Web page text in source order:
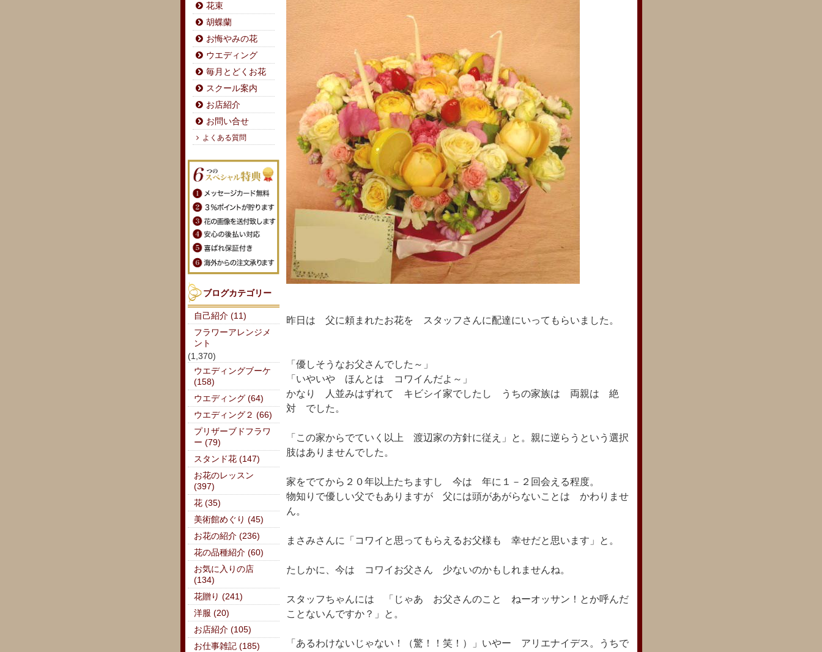
昨日は 父に頼まれたお花を スタッフさんに配達にいってもらいました。
「優しそうなお父さんでした～」
「いやいや ほんとは コワイんだよ～」
かなり 人並みはずれて キビシイ家でしたし うちの家族は 両親は 絶
対 でした。
「この家からでていく以上 渡辺家の方針に従え」と。親に逆らうという選択
肢はありませんでした。
家をでてから２０年以上たちますし 今は 年に１－２回会える程度。
物知りで優しい父でもありますが 父には頭があがらないことは かわりませ
ん。
まさみさんに「コワイと思ってもらえるお父様も 幸せだと思います」と。
たしかに、今は コワイお父さん 少ないのかもしれませんね。
スタッフちゃんには 「じゃあ お父さんのこと ねーオッサン！とか呼んだ
ことないんですか？」と。
「あるわけないじゃない！（驚！！笑！）」いやー アリエナイデス。うちで
花束
胡蝶蘭
お悔やみの花
ウエディング
毎月とどくお花
スクール案内
お店紹介
お問い合せ
よくある質問
ブログカテゴリー
自己紹介 (11)
フラワーアレンジメ
ント
(1,370)
ウエディングブーケ
(158)
ウエディング (64)
ウエディング２ (66)
プリザーブドフラワ
ー (79)
スタンド花 (147)
お花のレッスン
(397)
花 (35)
美術館めぐり (45)
お花の紹介 (236)
花の品種紹介 (60)
お気に入りの店
(134)
花贈り (241)
洋服 (20)
お店紹介 (105)
お仕事雑記 (185)